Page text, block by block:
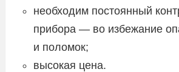
необходим постоянный
прибора — во избежание
и поломок;
высокая цена.